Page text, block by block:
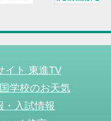
イト 東進TV
学校のお天気
・入試情報